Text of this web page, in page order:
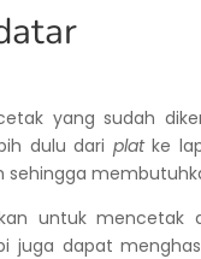
yang sudah
dulu dari platke
untuk mencetak
juga dapat